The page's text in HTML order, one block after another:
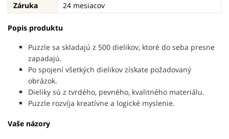
Záruka 24 mesiacov
Popis produktu
Puzzle sa skladajú z 500 dielikov, ktoré do seba presne
zapadajú.
Po spojení všetkých dielikov získate požadovaný
obrázok.
Dieliky sú z tvrdého, pevného, kvalitného materiálu.
Puzzle rozvíja kreatívne a logické myslenie.
Vaše názory